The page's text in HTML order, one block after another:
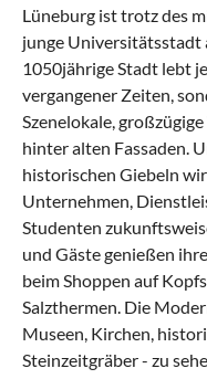
Lüneburg ist trotz des
junge Universitätsstadt
1050jährige Stadt lebt
vergangener Zeiten,
Szenelokale,
hinter alten Fassaden.
historischen Giebeln
Unternehmen,
Studenten
und Gäste genießen
beim Shoppen auf
Salzthermen. Die
Museen, Kirchen,
Steinzeitgräber - zu